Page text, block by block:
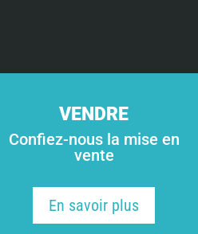
VENDRE
Confiez-nous la mise en
vente
En savoir plus